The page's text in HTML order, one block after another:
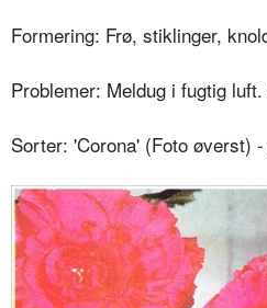
Formering: Frø, stiklinger,
Problemer: Meldug i fugtig
Sorter: 'Corona' (Foto øverst)